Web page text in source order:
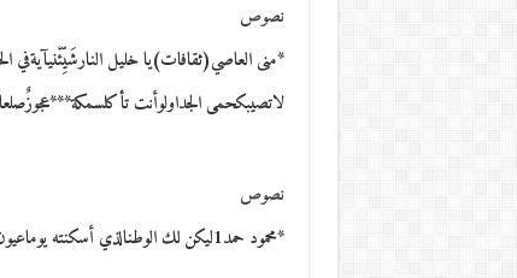
نصوص
*منى العاصي(ثقافات)يا خليل النارشَيِّئْنيآيةفي
لاتصيبكحمى الجداولوأنت
نصوص
*محمود حمد1ليكن لك الوطنالذي أسكنته يوماعيون ذئابك الأولىوماء النبع في واديحاصره الغياب كاسمكالزمنيلا معنى سوى…